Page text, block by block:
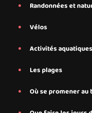
Randonnées et
Vélos
Activités aquatiques
Les plages
Où se promener au